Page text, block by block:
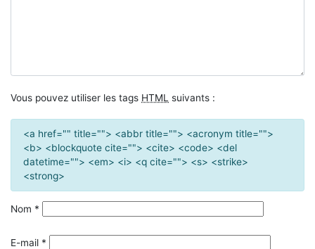
Vous pouvez utiliser les tags HTML suivants :
<a href="" title=""> <abbr title=""> <acronym title="">
<b> <blockquote cite=""> <cite> <code> <del
datetime=""> <em> <i> <q cite=""> <s> <strike>
<strong>
Nom *
E-mail *